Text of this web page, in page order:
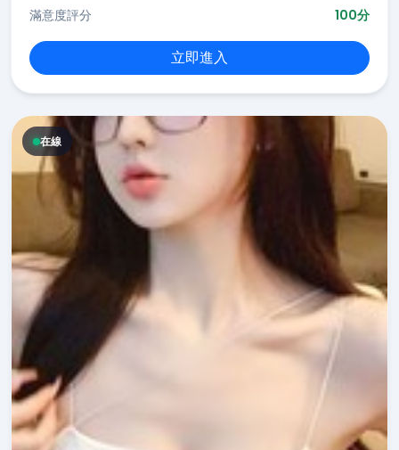
滿意度評分
100分
立即進入
在線